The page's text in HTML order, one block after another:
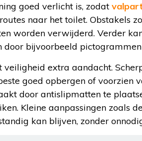
goed verlicht is, zodat
naar het toilet. Obstakels
worden verwijderd. Verder
door bijvoorbeeld
veiligheid extra aandacht.
goed opbergen of voorzien
door antislipmatten te
Kleine aanpassingen zoals
kan blijven, zonder